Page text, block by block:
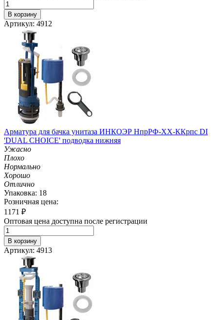
В корзину
Артикул: 4912
Арматура для бачка унитаза ИНКОЭР НпрРФ-ХХ-ККрпс DI
'DUAL CHOICE' подводка нижняя
Ужасно
Плохо
Нормально
Хорошо
Отлично
Упаковка: 18
Розничная цена:
1171 ₽
Оптовая цена доступна после регистрации
В корзину
Артикул: 4913